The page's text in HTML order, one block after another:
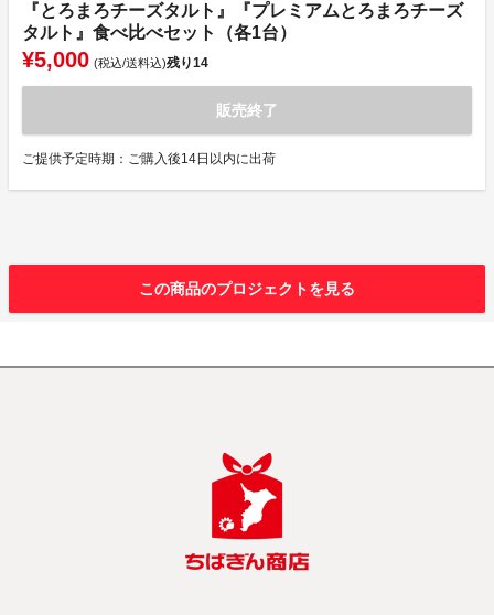
『とろまろチーズタルト』『プレミアムとろまろチーズ
タルト』食べ比べセット（各1台）
¥5,000 (税込/送料込)残り14
販売終了
ご提供予定時期：ご購入後14日以内に出荷
この商品のプロジェクトを見る